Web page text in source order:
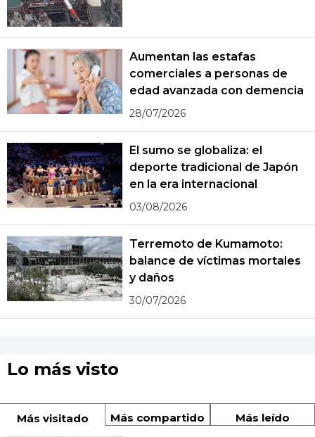
Aumentan las estafas
comerciales a personas de
edad avanzada con demencia
28/07/2026
El sumo se globaliza: el
deporte tradicional de Japón
en la era internacional
03/08/2026
Terremoto de Kumamoto:
balance de víctimas mortales
y daños
30/07/2026
Lo más visto
Más visitado Más compartido Más leído